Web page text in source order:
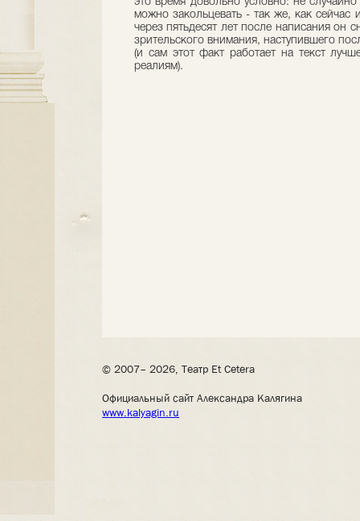
можно закольцевать - так же, как сейчас
через пятьдесят лет после написания он
зрительского внимания, наступившего
(и сам этот факт работает на текст
реалиям).
© 2007– 2026, Театр Et Cetera
Официальный сайт Александра Калягина
www.kalyagin.ru